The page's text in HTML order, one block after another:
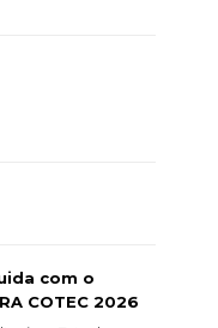
com o
COTEC 2026